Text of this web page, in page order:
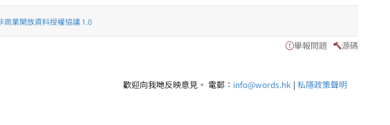
商業開放資料授權協議 1.0
舉報問題 源碼
歡迎向我哋反映意見。 電郵： info@words.hk | 私隱政策聲明